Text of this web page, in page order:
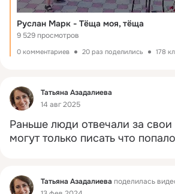
Руслан Марк - Тёща моя, тёща
9 529 просмотров
0 комментариев 20 раз поделились 178
Фид
Татьяна Азадалиева
14 авг 2025
Раньше люди отвечали за свои
могут только писать что
Фид Татьяна Азадалиева поделилась